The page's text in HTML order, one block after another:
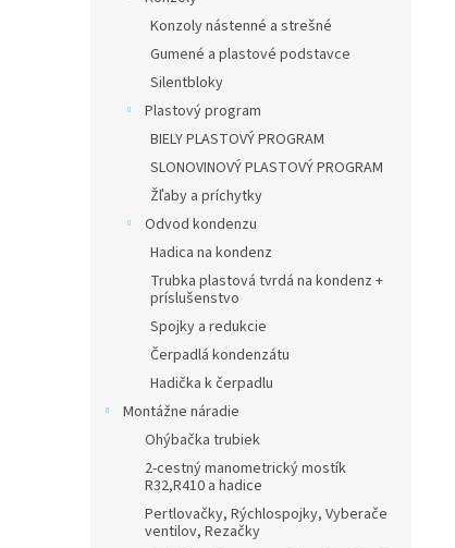
Konzoly nástenné a strešné
Gumené a plastové podstavce
Silentbloky
Plastový program
BIELY PLASTOVÝ PROGRAM
SLONOVINOVÝ PLASTOVÝ PROGRAM
Žľaby a príchytky
Odvod kondenzu
Hadica na kondenz
Trubka plastová tvrdá na kondenz +
príslušenstvo
Spojky a redukcie
Čerpadlá kondenzátu
Hadička k čerpadlu
Montážne náradie
Ohýbačka trubiek
2-cestný manometrický mostík
R32,R410 a hadice
Pertlovačky, Rýchlospojky, Vyberače
ventilov, Rezačky